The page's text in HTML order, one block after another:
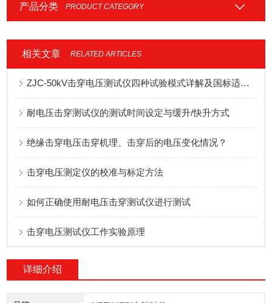
产品分类 PRODUCT CATEGORY
相关文章 RELATED ARTICLES
ZJC-50kV击穿电压测试仪四种试验模式详解及国标适配应用指南
耐电压击穿测试仪的测试时间设定与缓升/快升方式
绝缘击穿电压击穿机理、击穿后的电压变化情况？
击穿电压测定仪的校准与标定方法
如何正确使用耐电压击穿测试仪进行测试
击穿电压测试仪工作实验原理
详细介绍